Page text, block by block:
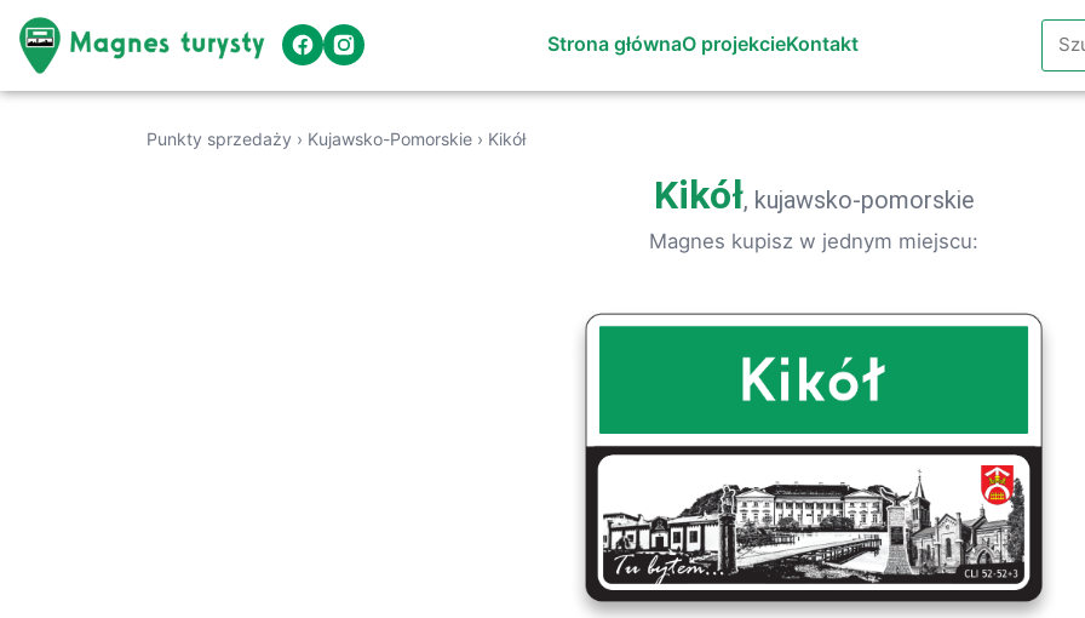
Strona głównaO projekcieKontakt
Punkty sprzedaży › Kujawsko-Pomorskie › Kikół
Kikół, kujawsko-pomorskie
Magnes kupisz w jednym miejscu: